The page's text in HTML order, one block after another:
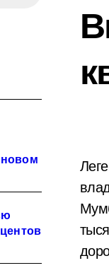
новом
Легендарный индийский режиссёр, продюсер и сценарист Виду Винод Чопра стал